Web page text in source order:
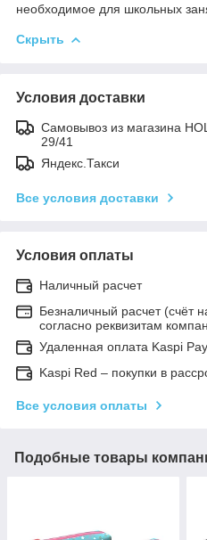
необходимое для школьных
Скрыть
Условия доставки
Самовывоз из магазина
29/41
Яндекс.Такси
Все условия доставки
Условия оплаты
Наличный расчет
Безналичный расчет (счёт
согласно реквизитам
Удаленная оплата Kaspi Pay
Kaspi Red – покупки в
Все условия оплаты
Подобные товары